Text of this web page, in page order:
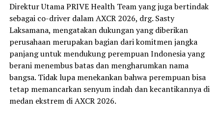
Direktur Utama PRIVE Health Team yang juga bertindak
sebagai co-driver dalam AXCR 2026, drg. Sasty
Laksamana, mengatakan dukungan yang diberikan
perusahaan merupakan bagian dari komitmen jangka
panjang untuk mendukung perempuan Indonesia yang
berani menembus batas dan mengharumkan nama
bangsa. Tidak lupa menekankan bahwa perempuan bisa
tetap memancarkan senyum indah dan kecantikannya di
medan ekstrem di AXCR 2026.